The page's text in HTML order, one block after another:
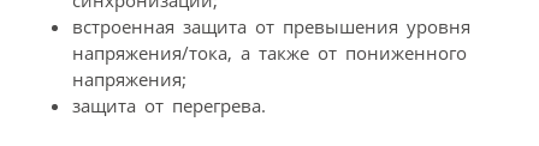
встроенная защита от превышения уровня
напряжения/тока, а также от пониженного
напряжения;
защита от перегрева.